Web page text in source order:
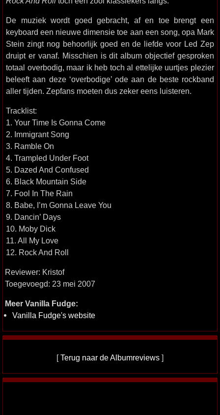
De muziek wordt goed gebracht, af en toe brengt een
keyboard een nieuwe dimensie toe aan een song, opa Mark
Stein zingt nog behoorlijk goed en de liefde voor Led Zep
druipt er vanaf. Misschien is dit album objectief gesproken
totaal overbodig, maar ik heb toch al ettelijke uurtjes plezier
beleeft aan deze ‘overbodige’ ode aan de beste rockband
aller tijden. Zepfans moeten dus zeker eens luisteren.
Tracklist:
1. Your Time Is Gonna Come
2. Immigrant Song
3. Ramble On
4. Trampled Under Foot
5. Dazed And Confused
6. Black Mountain Side
7. Fool In The Rain
8. Babe, I’m Gonna Leave You
9. Dancin’ Days
10. Moby Dick
11. All My Love
12. Rock And Roll
Reviewer: Kristof
Toegevoegd: 23 mei 2007
Meer Vanilla Fudge:
Vanilla Fudge's website
[Terug naar de Albumreviews ]